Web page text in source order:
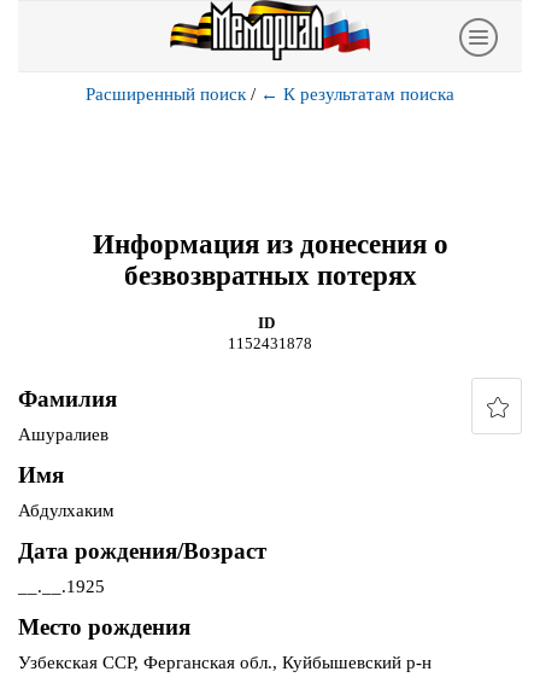
Расширенный поиск / ← К результатам поиска
Информация из донесения о
безвозвратных потерях
ID
1152431878
Фамилия
Ашуралиев
Имя
Абдулхаким
Дата рождения/Возраст
__.__.1925
Место рождения
Узбекская ССР, Ферганская обл., Куйбышевский р-н